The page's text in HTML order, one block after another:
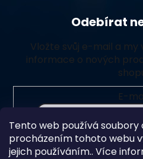
Tento web používá soubory
procházením tohoto webu
jejich používáním.. Více
Odebírat
Vložte svůj e-mail a
informace o nových
E-
Vložením e-mailu souhlasíte
osobních